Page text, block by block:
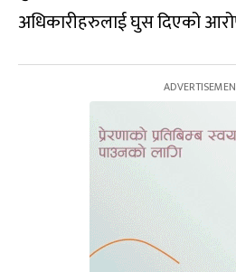
अधिकारीहरुलाई घुस दिएको